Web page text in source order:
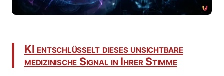
KI entschlüsselt dieses unsichtbare
medizinische Signal in Ihrer Stimme